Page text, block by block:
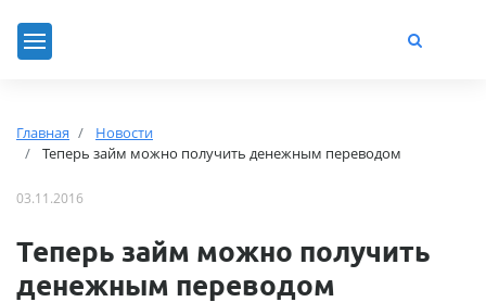
Главная
Новости
Теперь займ можно получить денежным переводом
03.11.2016
Теперь займ можно получить
денежным переводом